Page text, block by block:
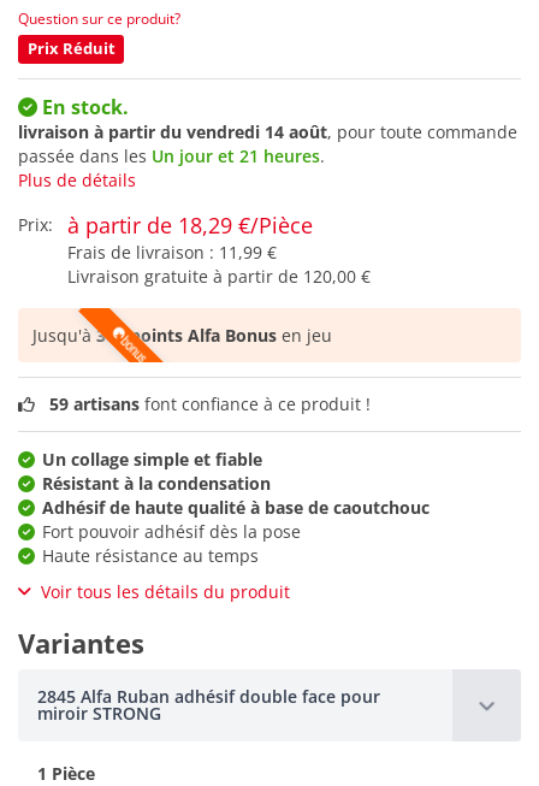
Question sur ce produit?
Prix Réduit
En stock.
livraison à partir du vendredi 14 août, pour toute commande
passée dans les Un jour et 21 heures.
Plus de détails
Prix:
à partir de 18,29 €/Pièce
Frais de livraison : 11,99 €
Livraison gratuite à partir de 120,00 €
Jusqu'à365 points Alfa Bonus en jeu
59 artisans font confiance à ce produit !
Un collage simple et fiable
Résistant à la condensation
Adhésif de haute qualité à base de caoutchouc
Fort pouvoir adhésif dès la pose
Haute résistance au temps
Voir tous les détails du produit
Variantes
2845 Alfa Ruban adhésif double face pour
miroir STRONG
1 Pièce